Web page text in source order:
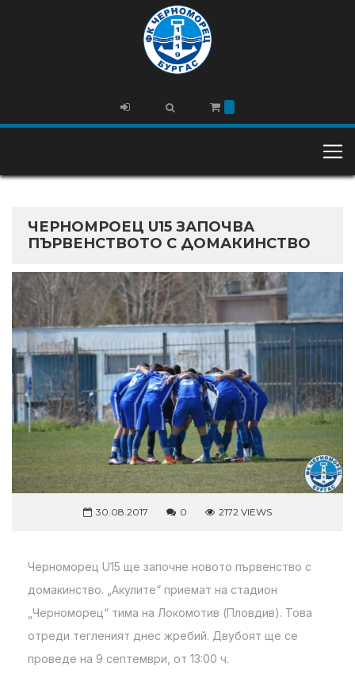
ЧЕРНОМРОЕЦ U15 ЗАПОЧВА
ПЪРВЕНСТВОТО С ДОМАКИНСТВО
30.08.2017 0 2172 VIEWS
Черноморец U15 ще започне новото първенство с
домакинство. „Акулите“ приемат на стадион
„Черноморец“ тима на Локомотив (Пловдив). Това
отреди тегленият днес жребий. Двубоят ще се
проведе на 9 септември, от 13:00 ч.